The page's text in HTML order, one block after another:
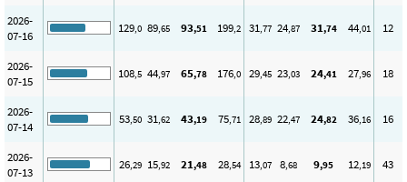
2026-
07-16
129,0 89,65 93,51 199,2 31,77 24,87 31,74 44,01 12
2026-
07-15
108,5 44,97 65,78 176,0 29,45 23,03 24,41 27,96 18
2026-
07-14
53,50 31,62 43,19 75,71 28,89 22,47 24,82 36,16 16
2026-
07-13
26,29 15,92 21,48 28,54 13,07 8,68 9,95 12,19 43